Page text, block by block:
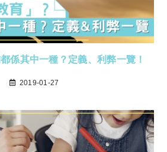
係其中一種？定義、利弊一覽！
2019-01-27